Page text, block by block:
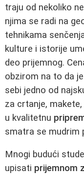
traju od nekoliko
njima se radi na
tehnikama
kulture i istorije
deo prijemnog.
obzirom na to da je
sebi jedno od
za crtanje,
u kvalitetnu
smatra se mudrim
Mnogi budući
upisati prijemnom